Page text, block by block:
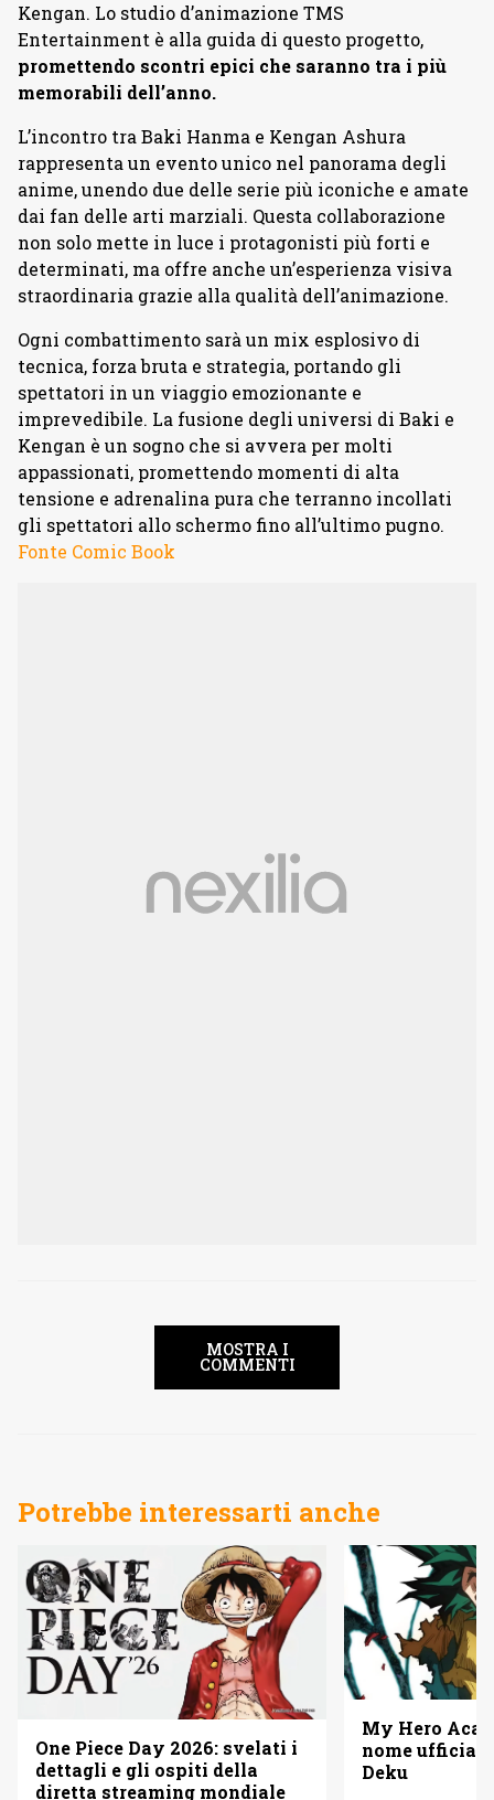
Kengan. Lo studio d’animazione TMS
Entertainment è alla guida di questo progetto,
promettendo scontri epici che saranno tra i più
memorabili dell’anno.
L’incontro tra Baki Hanma e Kengan Ashura
rappresenta un evento unico nel panorama degli
anime, unendo due delle serie più iconiche e amate
dai fan delle arti marziali. Questa collaborazione
non solo mette in luce i protagonisti più forti e
determinati, ma offre anche un’esperienza visiva
straordinaria grazie alla qualità dell’animazione.
Ogni combattimento sarà un mix esplosivo di
tecnica, forza bruta e strategia, portando gli
spettatori in un viaggio emozionante e
imprevedibile. La fusione degli universi di Baki e
Kengan è un sogno che si avvera per molti
appassionati, promettendo momenti di alta
tensione e adrenalina pura che terranno incollati
gli spettatori allo schermo fino all’ultimo pugno.
Fonte Comic Book
MOSTRA I
COMMENTI
Potrebbe interessarti anche
One Piece Day 2026: svelati i
dettagli e gli ospiti della
diretta streaming mondiale
My Hero
nome
Deku